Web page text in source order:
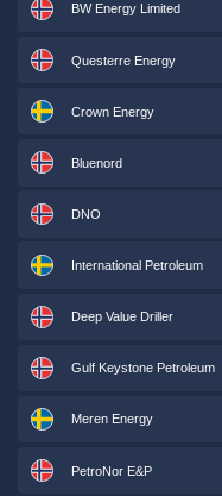
BW Energy Limited
Questerre Energy
Crown Energy
Bluenord
DNO
International Petroleum
Deep Value Driller
Gulf Keystone Petroleum
Meren Energy
PetroNor E&P